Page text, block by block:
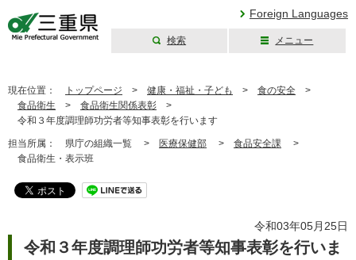
Foreign Languages
検索 メニュー
現在位置： トップページ > 健康・福祉・子ども > 食の安全 >
食品衛生 > 食品衛生関係表彰 >
令和３年度調理師功労者等知事表彰を行います
担当所属： 県庁の組織一覧 > 医療保健部 > 食品安全課 >
食品衛生・表示班
令和03年05月25日
令和３年度調理師功労者等知事表彰を行いま